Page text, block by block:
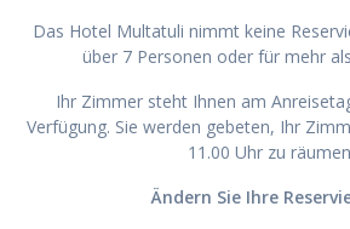
Das Hotel Multatuli nimmt keine
über 7 Personen oder für mehr
Ihr Zimmer steht Ihnen am
Verfügung. Sie werden gebeten, Ihr
11.00 Uhr zu
Ändern Sie Ihre